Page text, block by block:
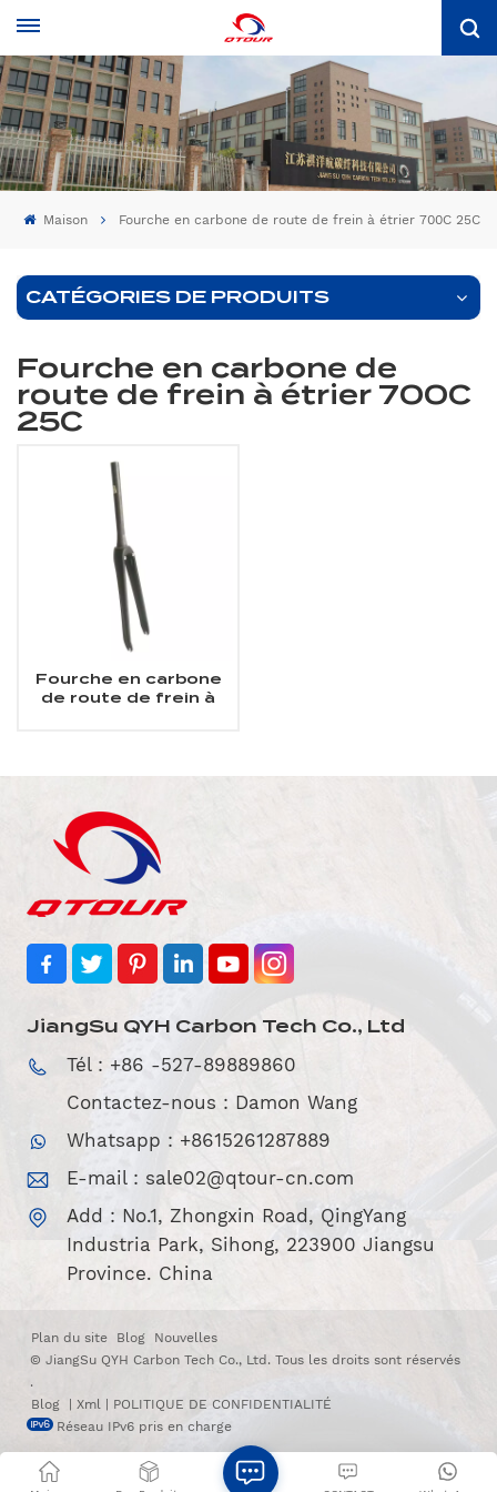
Maison Fourche en carbone de route de frein à étrier 700C 25C
CATÉGORIES DE PRODUITS
Fourche en carbone de
route de frein à étrier 700C
25C
Fourche en carbone
de route de frein à
JiangSu QYH Carbon Tech Co., Ltd
Tél : +86 -527-89889860
Contactez-nous : Damon Wang
Whatsapp : +8615261287889
E-mail : sale02@qtour-cn.com
Add : No.1, Zhongxin Road, QingYang
Industria Park, Sihong, 223900 Jiangsu
Province. China
Plan du site Blog
Nouvelles
© JiangSu QYH Carbon Tech Co., Ltd. Tous les droits sont réservés
.
Blog
Xml
POLITIQUE DE CONFIDENTIALITÉ
Réseau IPv6 pris en charge